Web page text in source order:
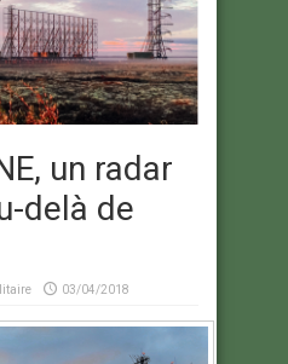
un radar
delà de
03/04/2018